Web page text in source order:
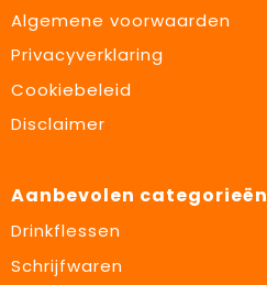
Algemene voorwaarden
Privacyverklaring
Cookiebeleid
Disclaimer
Aanbevolen categorieën
Drinkflessen
Schrijfwaren